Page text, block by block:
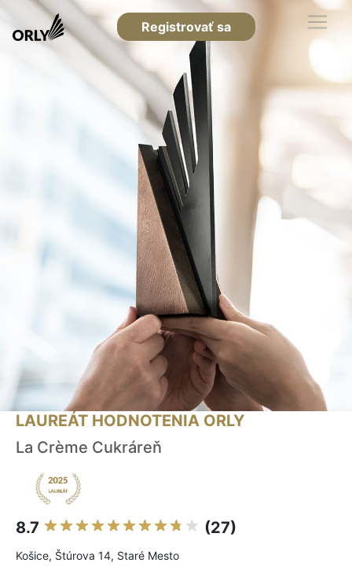
Registrovať sa
LAUREÁT HODNOTENIA ORLY
La Crème Cukráreň
8.7 (27)
Košice, Štúrova 14, Staré Mesto